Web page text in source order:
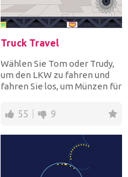
Truck Travel
Wählen Sie Tom oder Trudy,
um den LKW zu fahren und
fahren Sie los, um Münzen für
55 9